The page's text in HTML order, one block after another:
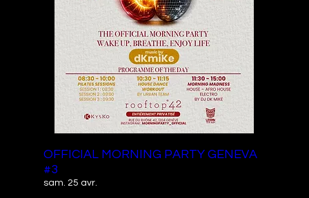
OFFICIAL MORNING PARTY GENEVA
#3
sam. 25 avr.